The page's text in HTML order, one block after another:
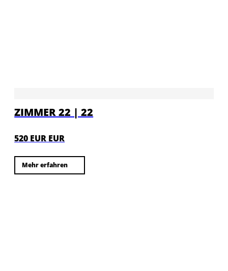
ZIMMER 22 | 22
520 EUR EUR
Mehr erfahren